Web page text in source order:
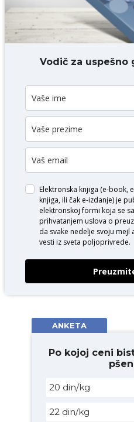
DODAJ
Vodič za uspešno
Elektronska knjiga (e-book,
knjiga, ili čak e-izdanje) je
elektronskoj formi koja se
prihvatanjem uslova o
da svake nedelje svoju
vesti iz sveta poljoprivrede.
ANKETA
Po kojoj ceni
20 din/kg
22 din/kg